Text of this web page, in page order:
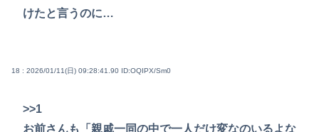
けたと言うのに…
18 : 2026/01/11(日) 09:28:41.90 ID:OQIPX/Sm0
>>1
お前さんも「親戚一同の中で一人だけ変なのいるよな